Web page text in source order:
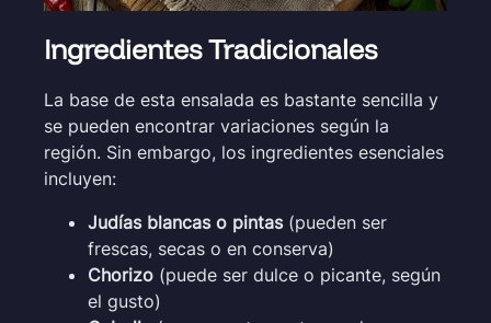
Ingredientes Tradicionales
La base de esta ensalada es bastante sencilla y
se pueden encontrar variaciones según la
región. Sin embargo, los ingredientes esenciales
incluyen:
Judías blancas o pintas(pueden ser
frescas, secas o en conserva)
Chorizo (puede ser dulce o picante, según
el gusto)